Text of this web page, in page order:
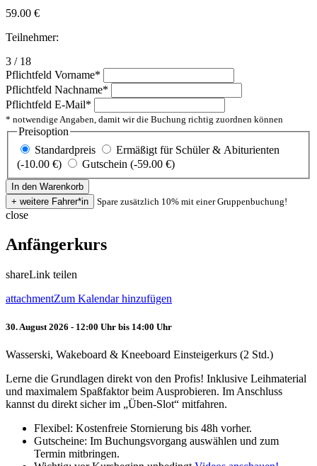
59.00 €
Teilnehmer:
3 / 18
Pflichtfeld Vorname*
Pflichtfeld Nachname*
Pflichtfeld E-Mail*
* notwendige Angaben, damit wir die Buchung richtig zuordnen können
Preisoption
Standardpreis
Ermäßigt für Schüler & Abiturienten
(-10.00 €)
Gutschein (-59.00 €)
Spare zusätzlich 10% mit einer Gruppenbuchung!
close
Anfängerkurs
shareLink teilen
attachmentZum Kalendar hinzufügen
30. August 2026 - 12:00 Uhr bis 14:00 Uhr
Wasserski, Wakeboard & Kneeboard Einsteigerkurs (2 Std.)
Lerne die Grundlagen direkt von den Profis! Inklusive Leihmaterial
und maximalem Spaßfaktor beim Ausprobieren. Im Anschluss
kannst du direkt sicher im „Üben-Slot“ mitfahren.
Flexibel: Kostenfreie Stornierung bis 48h vorher.
Gutscheine: Im Buchungsvorgang auswählen und zum
Termin mitbringen.